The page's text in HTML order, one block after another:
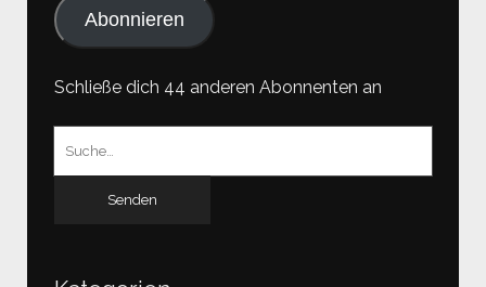
Abonnieren
Schließe dich 44 anderen Abonnenten an